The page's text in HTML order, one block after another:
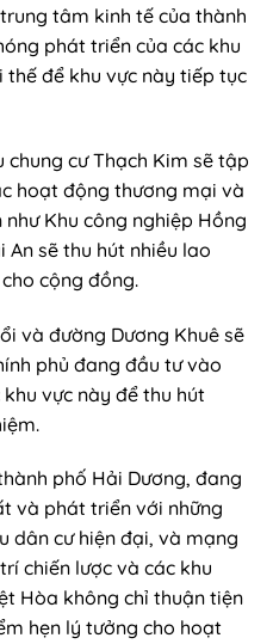
tâm kinh tế của thành
phát triển của các khu
để khu vực này tiếp tục
cư Thạch Kim sẽ tập
hoạt động thương mại và
Khu công nghiệp Hồng
sẽ thu hút nhiều lao
cộng đồng.
và đường Dương Khuê sẽ
phủ đang đầu tư vào
vực này để thu hút
phố Hải Dương, đang
và phát triển với những
dân cư hiện đại, và mạng
chiến lược và các khu
Hòa không chỉ thuận tiện
hẹn lý tưởng cho hoạt